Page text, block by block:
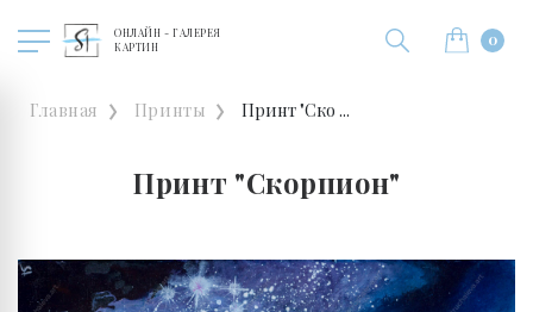
ОНЛАЙН - ГАЛЕРЕЯ
КАРТИН
0
Главная Принты Принт "Ско ...
Принт "Скорпион"